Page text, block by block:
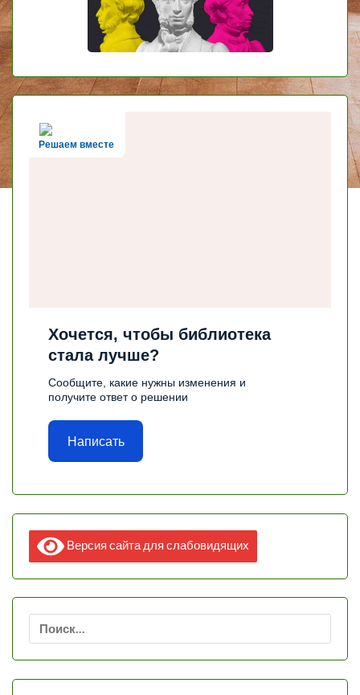
Решаем вместе
Хочется, чтобы библиотека
стала лучше?
Сообщите, какие нужны изменения и
получите ответ о решении
Написать
Версия сайта для слабовидящих
Найти: